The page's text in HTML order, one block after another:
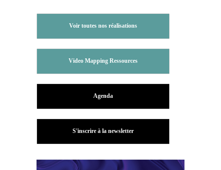
Voir toutes nos réalisations
Video Mapping Ressources
Agenda
S'inscrire à la newsletter